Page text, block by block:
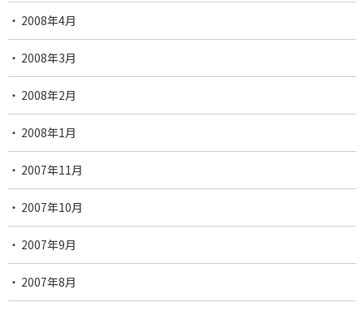
2008年4月
2008年3月
2008年2月
2008年1月
2007年11月
2007年10月
2007年9月
2007年8月